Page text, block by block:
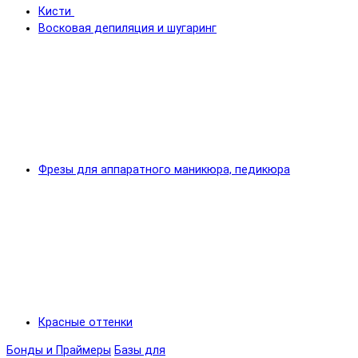
Кисти
Восковая депиляция и шугаринг
Фрезы для аппаратного маникюра, педикюра
Красные оттенки
Бонды и Праймеры Базы для